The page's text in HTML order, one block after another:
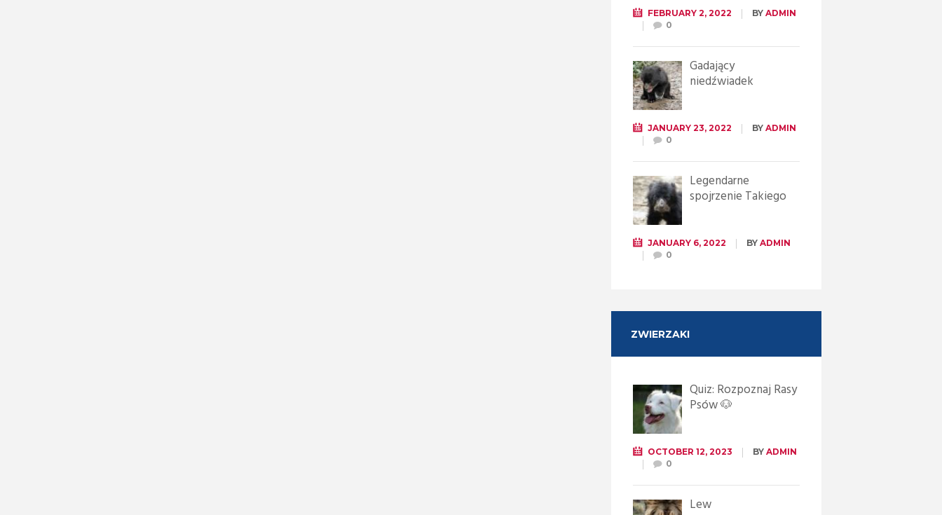
FEBRUARY 2, 2022 BY ADMIN
0
Gadający
niedźwiadek
JANUARY 23, 2022 BY ADMIN
0
Legendarne
spojrzenie Takiego
JANUARY 6, 2022 BY ADMIN
0
ZWIERZAKI
Quiz: Rozpoznaj Rasy
Psów 🐶
OCTOBER 12, 2023 BY ADMIN
0
Lew